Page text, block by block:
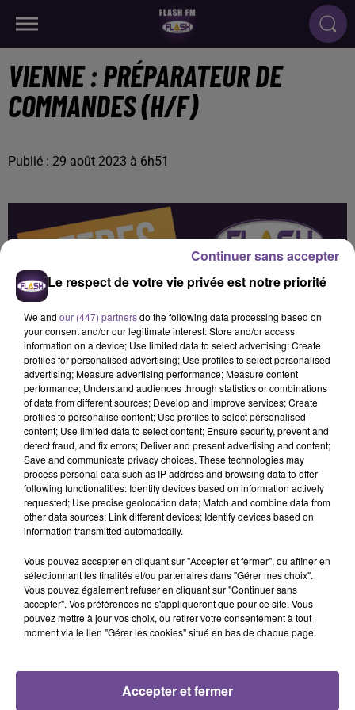
VIENNE : PRÉPARATEUR DE
COMMANDES (H/F)
Publié : 29 août 2023 à 6h51
Une entreprise de Poitiers, spécialisée dans le secteur de la
distribution de pièces détachées et matériels pour
l'agriculture et la motoculture, recherche un préparateur de
commandes (H/F). Vous travaillerez en collaboration avec
les caristes et les agents de réception-expédition. Vous
prélèverez dans le stock la quantité de pièces nécessaires et
constituerez le colis. Vous éditerez les étiquettes de
traçabilité et les apposerez sur les colis. Vous placerez les
colis réalisés dans un convoyeur ou sur une palette pour
l'expédition. Vous avez déjà travaillé sur des postes soumis
à des cadences élevées.
Référence de l’offre Pôle Emploi : 160KCSH
Le respect de votre vie privée est notre priorité
We and our (447) partnersdo the following data processing based on
your consent and/or our legitimate interest: Store and/or access
information on a device; Use limited data to select advertising; Create
profiles for personalised advertising; Use profiles to select personalised
advertising; Measure advertising performance; Measure content
performance; Understand audiences through statistics or combinations
of data from different sources; Develop and improve services; Create
profiles to personalise content; Use profiles to select personalised
content; Use limited data to select content; Ensure security, prevent and
detect fraud, and fix errors; Deliver and present advertising and content;
Save and communicate privacy choices. These technologies may
process personal data such as IP address and browsing data to offer
following functionalities: Identify devices based on information actively
requested; Use precise geolocation data; Match and combine data from
other data sources; Link different devices; Identify devices based on
information transmitted automatically.
Vous pouvez accepter en cliquant sur "Accepter et fermer", ou affiner en
sélectionnant les finalités et/ou partenaires dans "Gérer mes choix".
Vous pouvez également refuser en cliquant sur "Continuer sans
accepter". Vos préférences ne s'appliqueront que pour ce site. Vous
pouvez mettre à jour vos choix, ou retirer votre consentement à tout
moment via le lien "Gérer les cookies" situé en bas de chaque page.
Accepter et fermer
Continuer sans accepter